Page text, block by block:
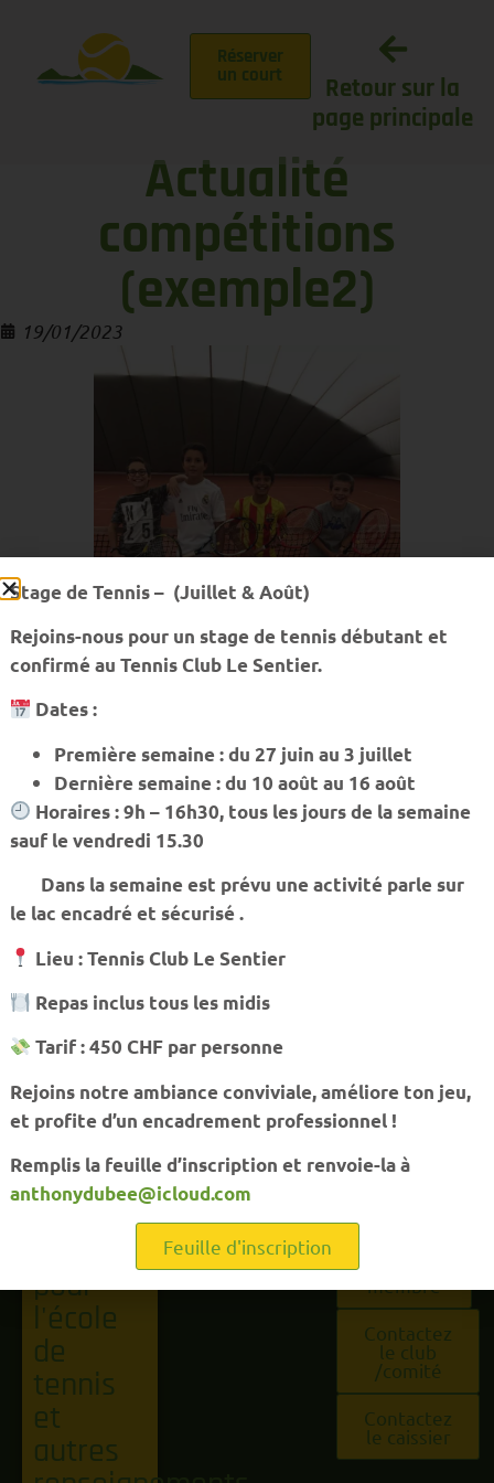
Retour sur la
page principale
Réserver
un court
Actualité
compétitions
(exemple2)
19/01/2023
Tournoi interne juniors « Georges Rochat »
Week-end du 16, 17 et 18 Mars 2018
Resultats-MS-18U-R6-R9
Resultats-MS-18U-R6-R9-1
Télécharger
Retour à toutes les actualités
Tennis
Club
Vallée
de Joux
1347 Le
pour
l'école
de
tennis
et
autres
contact
Réserver
un court
membre
Contactez
le club
/comité
Contactez
le caissier
Stage de Tennis – (Juillet & Août)
Rejoins-nous pour un stage de tennis débutant et
confirmé au Tennis Club Le Sentier.
Dates :
Première semaine : du 27 juin au 3 juillet
Dernière semaine : du 10 août au 16 août
Horaires : 9h – 16h30, tous les jours de la semaine
sauf le vendredi 15.30
Dans la semaine est prévu une activité parle sur
le lac encadré et sécurisé .
Lieu : Tennis Club Le Sentier
Repas inclus tous les midis
Tarif : 450 CHF par personne
Rejoins notre ambiance conviviale, améliore ton jeu,
et profite d’un encadrement professionnel !
Remplis la feuille d’inscription et renvoie-la à
anthonydubee@icloud.com
Feuille d'inscription